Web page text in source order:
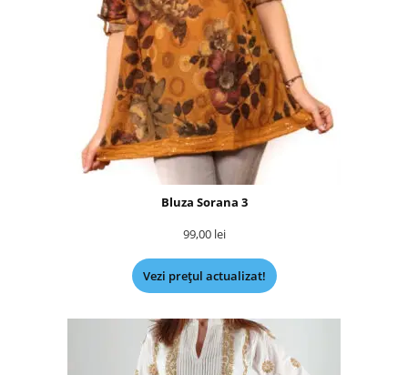
Bluza Sorana 3
99,00 lei
Vezi prețul actualizat!